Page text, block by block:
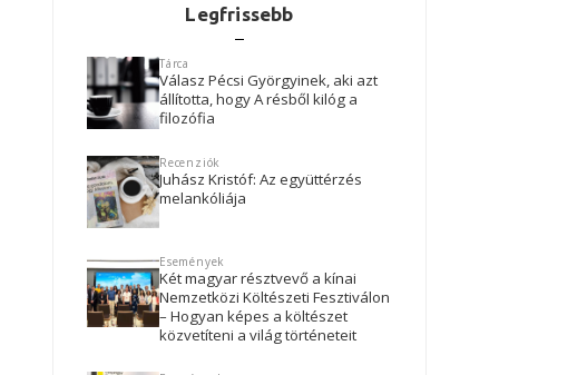
Legfrissebb
Tárca
Válasz Pécsi Györgyinek, aki azt
állította, hogy A résből kilóg a
filozófia
Recenziók
Juhász Kristóf: Az együttérzés
melankóliája
Események
Két magyar résztvevő a kínai
Nemzetközi Költészeti Fesztiválon
– Hogyan képes a költészet
közvetíteni a világ történeteit